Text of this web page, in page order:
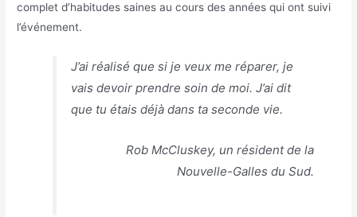
complet d’habitudes saines au cours des années qui ont suivi
l’événement.
J’ai réalisé que si je veux me réparer, je
vais devoir prendre soin de moi. J’ai dit
que tu étais déjà dans ta seconde vie.
Rob McCluskey, un résident de la
Nouvelle-Galles du Sud.